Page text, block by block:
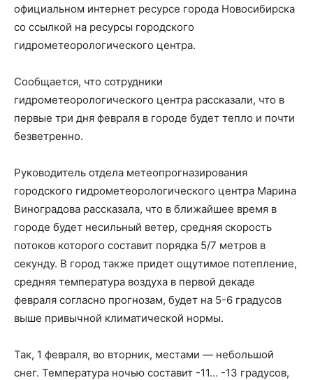
официальном интернет ресурсе города Новосибирска
со ссылкой на ресурсы городского
гидрометеорологического центра.
Сообщается, что сотрудники
гидрометеорологического центра рассказали, что в
первые три дня февраля в городе будет тепло и почти
безветренно.
Руководитель отдела метеопрогназирования
городского гидрометеорологического центра Марина
Виноградова рассказала, что в ближайшее время в
городе будет несильный ветер, средняя скорость
потоков которого составит порядка 5/7 метров в
секунду. В город также придет ощутимое потепление,
средняя температура воздуха в первой декаде
февраля согласно прогнозам, будет на 5-6 градусов
выше привычной климатической нормы.
Так, 1 февраля, во вторник, местами — небольшой
снег. Температура ночью составит -11… -13 градусов,